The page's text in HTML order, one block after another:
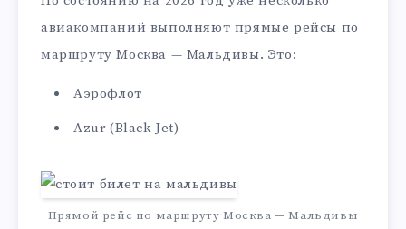
авиакомпаний выполняют прямые рейсы по
маршруту Москва — Мальдивы. Это:
Аэрофлот
Azur (Black Jet)
Прямой рейс по маршруту Москва — Мальдивы